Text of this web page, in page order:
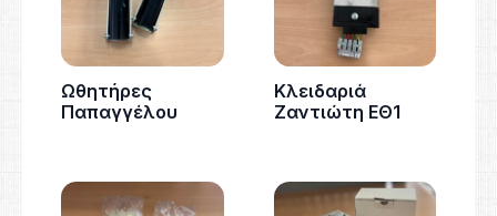
Ωθητήρες
Παπαγγέλου
Κλειδαριά
Ζαντιώτη ΕΘ1